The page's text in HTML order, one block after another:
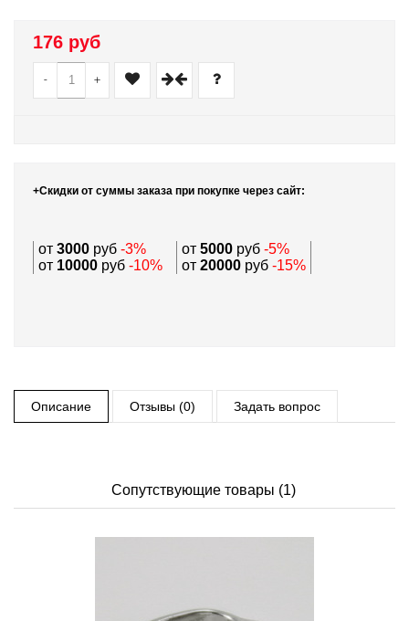
176 руб
- +
+Скидки от суммы заказа при покупке через сайт:
от 3000 руб -3% от 5000 руб -5%
от 10000 руб -10% от 20000 руб -15%
Описание Отзывы (0) Задать вопрос
Сопутствующие товары (1)